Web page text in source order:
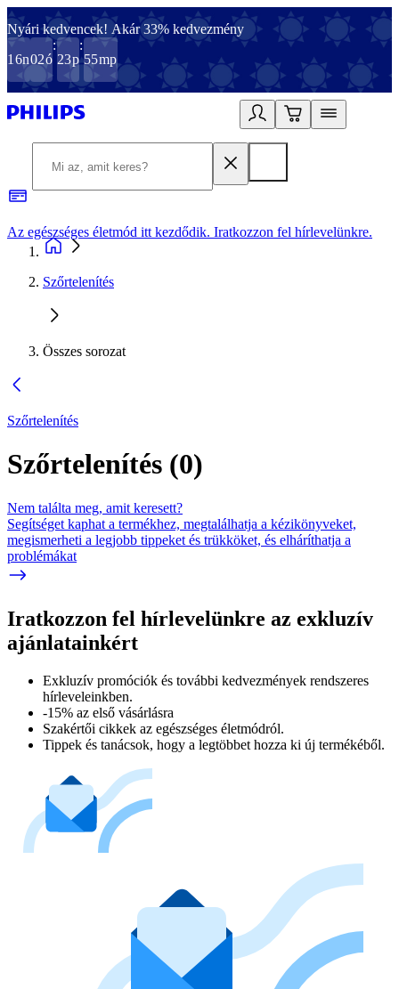
Nyári kedvencek! Akár 33% kedvezmény
16n02ó
:
23p
:
55mp
Az egészséges életmód itt kezdődik. Iratkozzon fel hírlevelünkre.
Szőrtelenítés
Összes sorozat
Szőrtelenítés
Szőrtelenítés (0)
Nem találta meg, amit keresett?
Segítséget kaphat a termékhez, megtalálhatja a kézikönyveket,
megismerheti a legjobb tippeket és trükköket, és elháríthatja a
problémákat
Iratkozzon fel hírlevelünkre az exkluzív
ajánlatainkért​
Exkluzív promóciók és további kedvezmények rendszeres
hírleveleinkben.
-15% az első vásárlásra
Szakértői cikkek az egészséges életmódról.
Tippek és tanácsok, hogy a legtöbbet hozza ki új termékéből.